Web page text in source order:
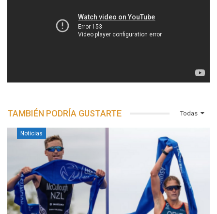
Todas
TAMBIÉN PODRÍA GUSTARTE
Noticias